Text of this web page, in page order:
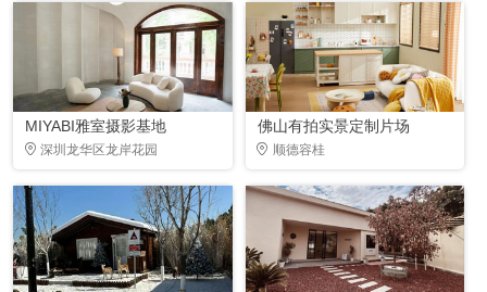
MIYABI雅室摄影基地
深圳龙华区龙岸花园
佛山有拍实景定制片场
顺德容桂